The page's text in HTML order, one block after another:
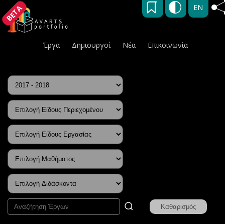
BETA EN
Έργα Δημιουργοί Νέα Επικοινωνία